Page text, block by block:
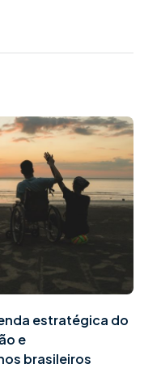
estratégica do
e
brasileiros